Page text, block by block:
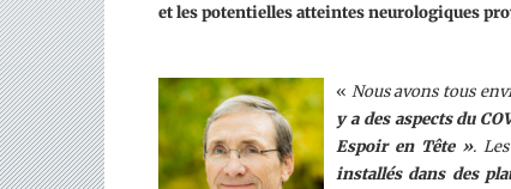
et les potentielles atteintes neurologiques
« Nousavons tous
y a des aspects du
Espoir en Tête ». L
installés dans des